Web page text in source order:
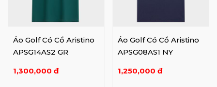
Áo Golf Có Cổ Aristino
APSG14AS2 GR
1,300,000 đ
Áo Golf Có Cổ Aristino
APSG08AS1 NY
1,250,000 đ